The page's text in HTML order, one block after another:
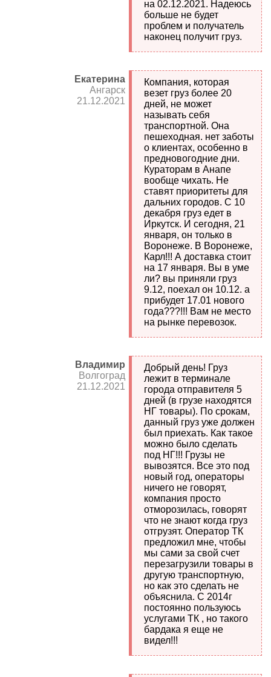
на 02.12.2021. Надеюсь
больше не будет
проблем и получатель
наконец получит груз.
Екатерина
Ангарск
21.12.2021
Компания, которая
везет груз более 20
дней, не может
называть себя
транспортной. Она
пешеходная. нет заботы
о клиентах, особенно в
предновогодние дни.
Кураторам в Анапе
вообще чихать. Не
ставят приоритеты для
дальних городов. С 10
декабря груз едет в
Иркутск. И сегодня, 21
января, он только в
Воронеже. В Воронеже,
Карл!!! А доставка стоит
на 17 января. Вы в уме
ли? вы приняли груз
9.12, поехал он 10.12. а
прибудет 17.01 нового
года???!!! Вам не место
на рынке перевозок.
Владимир
Волгоград
21.12.2021
Добрый день! Груз
лежит в терминале
города отправителя 5
дней (в грузе находятся
НГ товары). По срокам,
данный груз уже должен
был приехать. Как такое
можно было сделать
под НГ!!! Грузы не
вывозятся. Все это под
новый год, операторы
ничего не говорят,
компания просто
отморозилась, говорят
что не знают когда груз
отгрузят. Оператор ТК
предложил мне, чтобы
мы сами за свой счет
перезагрузили товары в
другую транспортную,
но как это сделать не
объяснила. С 2014г
постоянно пользуюсь
услугами ТК , но такого
бардака я еще не
видел!!!